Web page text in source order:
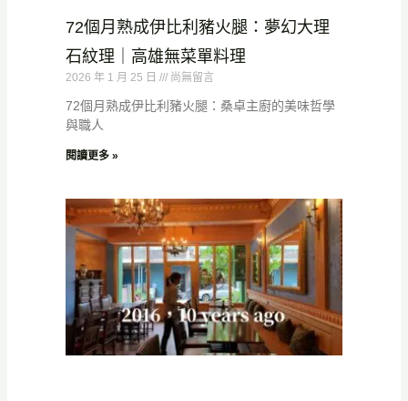
72個月熟成伊比利豬火腿：夢幻大理
石紋理｜高雄無菜單料理
2026 年 1 月 25 日 尚無留言
72個月熟成伊比利豬火腿：桑卓主廚的美味哲學
與職人
閱讀更多 »